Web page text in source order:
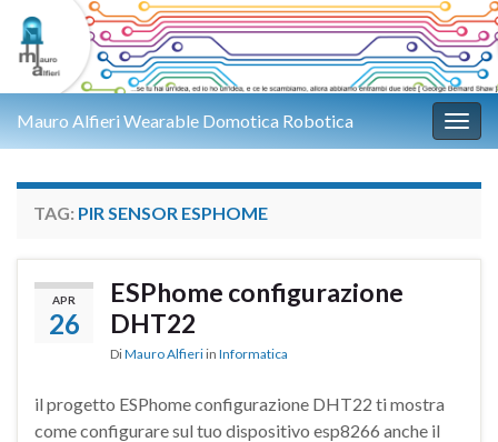
Mauro Alfieri Wearable Domotica Robotica
TAG: PIR SENSOR ESPHOME
APR
26
ESPhome configurazione
DHT22
DiMauro Alfieri in Informatica
il progetto ESPhome configurazione DHT22 ti mostra
come configurare sul tuo dispositivo esp8266 anche il